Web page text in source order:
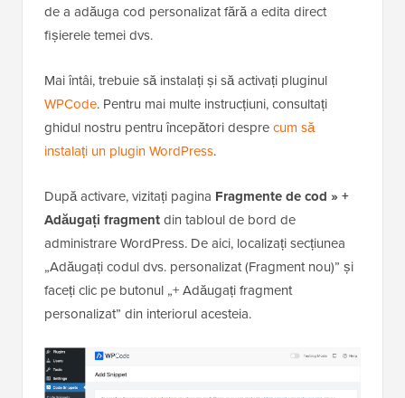
de a adăuga cod personalizat fără a edita direct
fișierele temei dvs.
Mai întâi, trebuie să instalați și să activați pluginul
WPCode. Pentru mai multe instrucțiuni, consultați
ghidul nostru pentru începători desprecum să
instalați un plugin WordPress.
După activare, vizitați pagina Fragmente de cod » +
Adăugați fragmentdin tabloul de bord de
administrare WordPress. De aici, localizați secțiunea
„Adăugați codul dvs. personalizat (Fragment nou)” și
faceți clic pe butonul „+ Adăugați fragment
personalizat” din interiorul acesteia.